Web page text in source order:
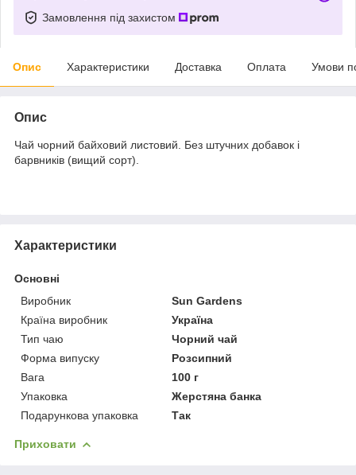
Замовлення під захистом
Опис Характеристики Доставка Оплата Умови
Опис
Чай чорний байховий листовий. Без штучних добавок і
барвників (вищий сорт).
Характеристики
Основні
Виробник
Sun Gardens
Країна виробник
Україна
Тип чаю
Чорний чай
Форма випуску
Розсипний
Вага
100 г
Упаковка
Жерстяна банка
Подарункова упаковка
Так
Приховати